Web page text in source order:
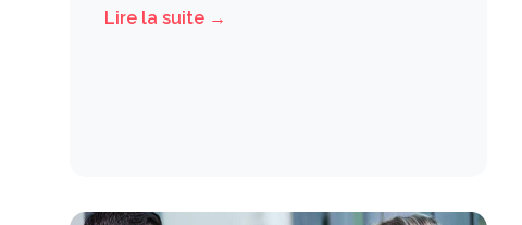
Lire la suite →